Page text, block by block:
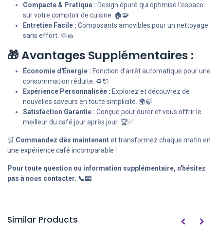
Compacte & Pratique : Design épuré qui optimise l'espace
sur votre comptoir de cuisine. 🏠🧩
Entretien Facile : Composants amovibles pour un nettoyage
sans effort. 🧼🧽
🎁 Avantages Supplémentaires :
Économie d'Énergie : Fonction d'arrêt automatique pour une
consommation réduite. ♻️🔌
Expérience Personnalisée : Explorez et découvrez de
nouvelles saveurs en toute simplicité. 🌍🍃
Satisfaction Garantie : Conçue pour durer et vous offrir le
meilleur du café jour après jour. 🏆✅
🛒 Commandez dès maintenantet transformez chaque matin en
une expérience café incomparable !
Pour toute question ou information supplémentaire, n'hésitez
pas à nous contacter. 📞📧
Similar Products